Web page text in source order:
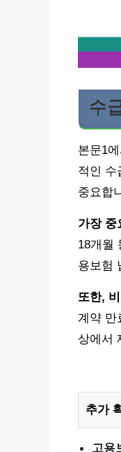
수
본문1
적인 수
중요합
가장 중
18개월
용보험
또한,
계약 만
상에서
추가
고용